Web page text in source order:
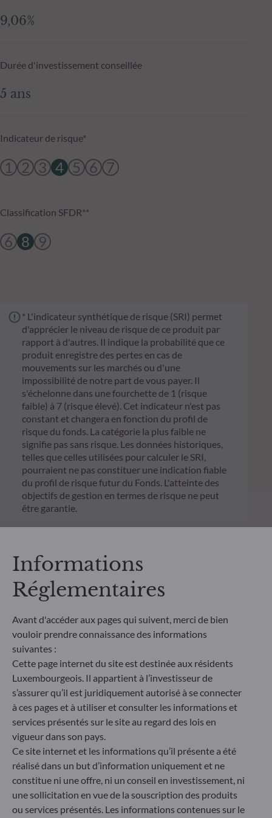
9,06%
Durée d'investissement conseillée
5 ans
Indicateur de risque*
1 2 3 4 5 6 7
Classification SFDR**
6 8 9
* L'indicateur synthétique de risque (SRI) permet
d'apprécier le niveau de risque de ce produit par
rapport à d'autres. Il indique la probabilité que ce
produit enregistre des pertes en cas de
mouvements sur les marchés ou d'une
impossibilité de notre part de vous payer. Il
s'échelonne dans une fourchette de 1 (risque
faible) à 7 (risque élevé). Cet indicateur n'est pas
constant et changera en fonction du profil de
risque du fonds. La catégorie la plus faible ne
signifie pas sans risque. Les données historiques,
telles que celles utilisées pour calculer le SRI,
pourraient ne pas constituer une indication fiable
du profil de risque futur du Fonds. L'atteinte des
objectifs de gestion en termes de risque ne peut
être garantie.
d’informations en matière de durabilité dans le
secteur des services financiers (SFDR) est un
ensemble de règles européennes visant à rendre le
profil de durabilité des fonds transparent, plus
comparable et davantage compréhensible par les
investisseurs finaux. Article 6 : L'équipe de gestion
ne prend pas en compte les risques de durabilité ou
les effets négatifs des décisions d'investissement
sur les facteurs de durabilité dans le processus de
décision d'investissement. Article 8 : L'équipe de
gestion traite les risques de durabilité en intégrant
des critères ESG (Environnement et/ou Social et/ou
Gouvernance) dans son processus de décision
d'investissement. Article 9 : L'équipe de gestion suit
un objectif d'investissement durable strict qui
contribue de manière significative aux défis de la
transition écologique, et traite les risques de
durabilité par le biais de notations fournies par le
fournisseur externe de données ESG de la société
de gestion
Informations
Réglementaires
Avant d'accéder aux pages qui suivent, merci de bien
vouloir prendre connaissance des informations
suivantes :
Cette page internet du site est destinée aux résidents
Luxembourgeois. Il appartient à l’investisseur de
s’assurer qu’il est juridiquement autorisé à se connecter
à ces pages et à utiliser et consulter les informations et
services présentés sur le site au regard des lois en
vigueur dans son pays.
Ce site internet et les informations qu’il présente a été
réalisé dans un but d’information uniquement et ne
constitue ni une offre, ni un conseil en investissement, ni
une sollicitation en vue de la souscription des produits
ou services présentés. Les informations contenues sur le